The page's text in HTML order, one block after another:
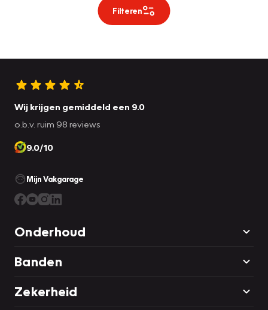
Filteren
Wij krijgen gemiddeld een 9.0
o.b.v. ruim 98 reviews
9.0/10
Mijn Vakgarage
Onderhoud
Banden
Zekerheid